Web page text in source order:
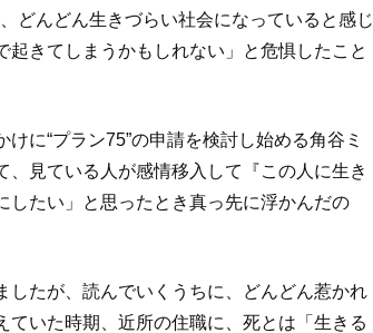
どんどん生きづらい社会になっていると感じ
きてしまうかもしれない」と危惧したこと
けに“プラン75”の申請を検討し始める角谷ミ
見ている人が感情移入して『この人に生き
したい」と思ったとき真っ先に浮かんだの
たが、読んでいくうちに、どんどん惹かれ
いた時期、近所の住職に、死とは「生きる